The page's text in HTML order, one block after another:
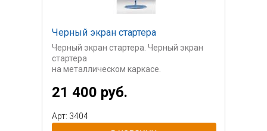
Черный экран стартера
Черный экран стартера. Черный экран
стартера
на металлическом каркасе.
21 400 руб.
Арт: 3404